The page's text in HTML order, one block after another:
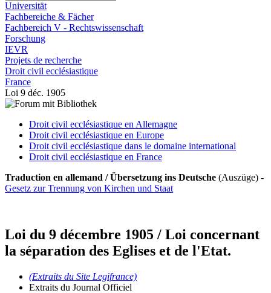
Universität
Fachbereiche & Fächer
Fachbereich V - Rechtswissenschaft
Forschung
IEVR
Projets de recherche
Droit civil ecclésiastique
France
Loi 9 déc. 1905
Droit civil ecclésiastique en Allemagne
Droit civil ecclésiastique en Europe
Droit civil ecclésiastique dans le domaine international
Droit civil ecclésiastique en France
Traduction en allemand / Übersetzung ins Deutsche (Auszüge) -
Gesetz zur Trennung von Kirchen und Staat
Loi du 9 décembre 1905 / Loi concernant
la séparation des Eglises et de l'Etat.
(Extraits du Site Legifrance)
Extraits du Journal Officiel